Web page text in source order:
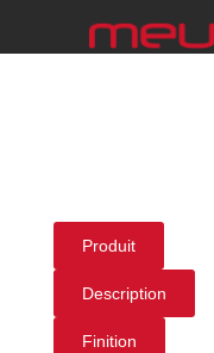
Produit
Description
Finition